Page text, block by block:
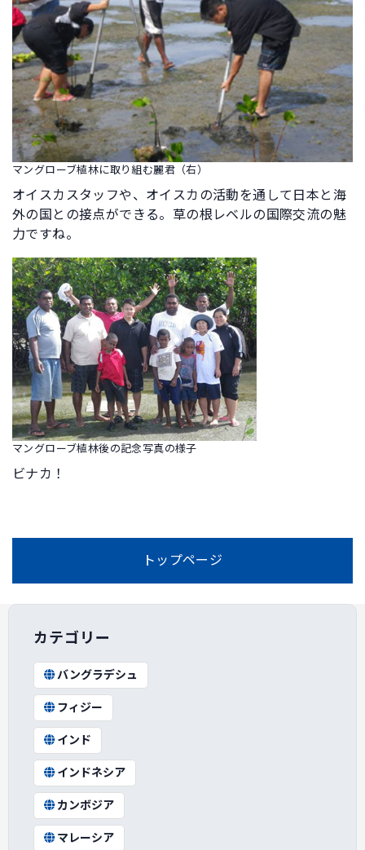
マングローブ植林に取り組む麗君（右）
オイスカスタッフや、オイスカの活動を通して日本と海
外の国との接点ができる。草の根レベルの国際交流の魅
力ですね。
マングローブ植林後の記念写真の様子
ビナカ！
トップページ
カテゴリー
バングラデシュ
フィジー
インド
インドネシア
カンボジア
マレーシア